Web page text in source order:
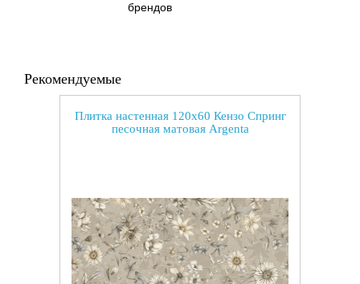
брендов
Рекомендуемые
Плитка настенная 120x60 Кензо Спринг
песочная матовая Argenta